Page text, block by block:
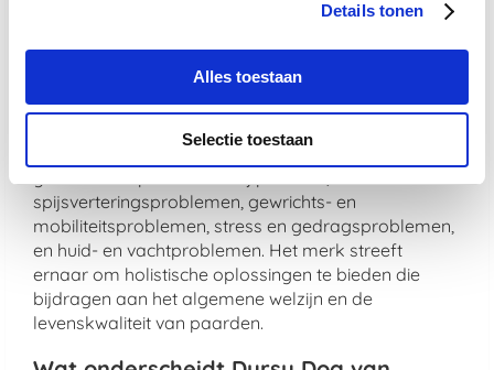
Details tonen
Alles toestaan
Selectie toestaan
Welke soorten problemen adresseren
De Paardendrogist producten
voornamelijk?
spijsverteringsproblemen, gewrichts- en
mobiliteitsproblemen, stress en gedragsproblemen,
en huid- en vachtproblemen. Het merk streeft
ernaar om holistische oplossingen te bieden die
bijdragen aan het algemene welzijn en de
levenskwaliteit van paarden.